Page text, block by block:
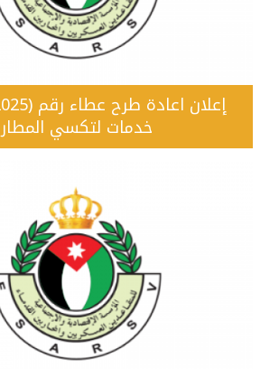
خدمات لتكسي المطار